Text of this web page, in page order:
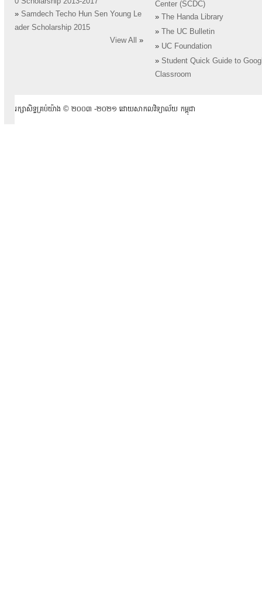
» Samdech Techo Hun Sen Young Le
ader Scholarship 2015
View All
»
Center (SCDC)
»
The Handa Library
»
The UC Bulletin
» UC Foundation
» Student Quick Guide to
Classroom
រក្សាសិទ្ធគ្រប់យ៉ាង ​© ២០០៣ -២០២១ ដោយសាកលវិទ្យាល័យ កម្ពុជា